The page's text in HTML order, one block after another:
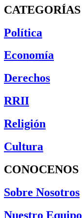
CATEGORÍAS
Política
Economía
Derechos
RRII
Religión
Cultura
CONOCENOS
Sobre Nosotros
Nuestro Equipo